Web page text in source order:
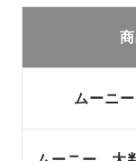
ムーニ